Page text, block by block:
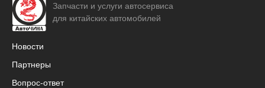
Запчасти и услуги автосервиса
для китайских автомобилей
Новости
Партнеры
Вопрос-ответ